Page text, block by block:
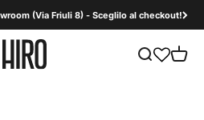
(Via Friuli 8) - Sceglilo al checkout!
HiroDesign B2B Mostra il